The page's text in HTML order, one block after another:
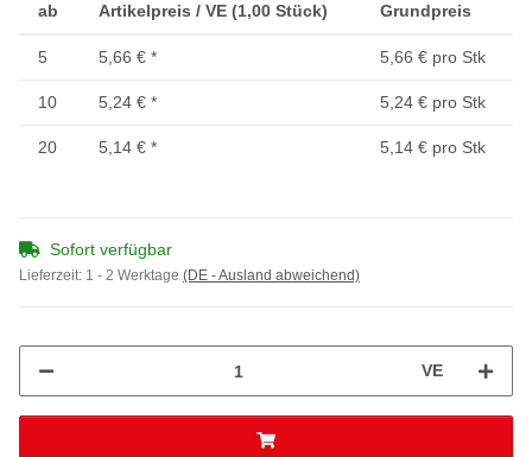
ab Artikelpreis / VE (1,00 Stück) Grundpreis
5 5,66 € * 5,66 € pro Stk
10 5,24 € * 5,24 € pro Stk
20 5,14 € * 5,14 € pro Stk
Sofort verfügbar
Lieferzeit: 1 - 2 Werktage (DE - Ausland abweichend)
VE